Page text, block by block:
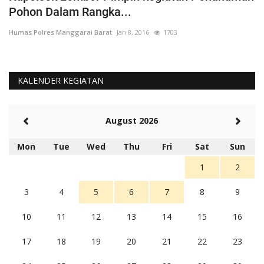
Pohon Dalam Rangka...
Humas Polres Manggarai Barat Jan 8, 2016 1703
KALENDER KEGIATAN
August 2026
Mon Tue Wed Thu Fri Sat
Sun
1
2
3 4 5 6 7 8 9
10 11 12 13 14 15 16
17 18 19 20 21 22 23